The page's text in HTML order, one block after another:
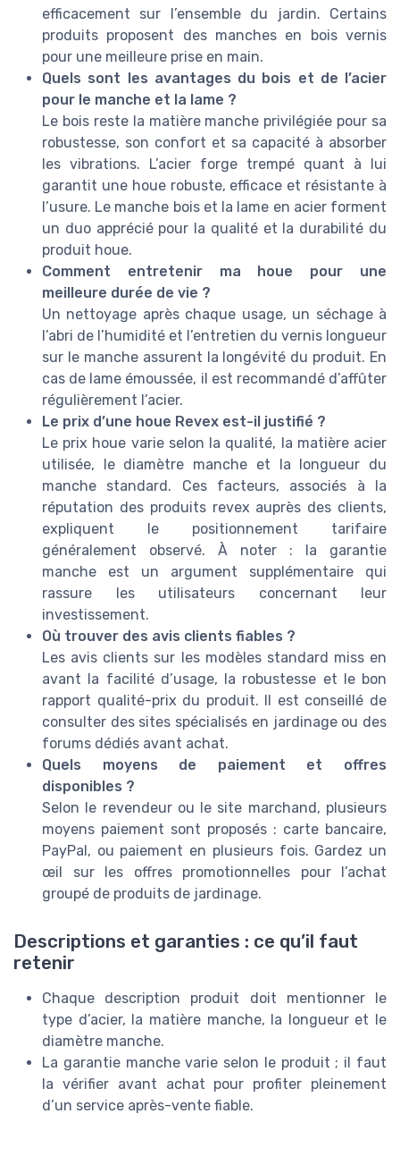
efficacement sur l’ensemble du jardin. Certains
produits proposent des manches en bois vernis
pour une meilleure prise en main.
Quels sont les avantages du bois et de l’acier
pour le manche et la lame ?
Le bois reste la matière manche privilégiée pour sa
robustesse, son confort et sa capacité à absorber
les vibrations. L’acier forge trempé quant à lui
garantit une houe robuste, efficace et résistante à
l’usure. Le manche bois et la lame en acier forment
un duo apprécié pour la qualité et la durabilité du
produit houe.
Comment entretenir ma houe pour une
meilleure durée de vie ?
Un nettoyage après chaque usage, un séchage à
l’abri de l’humidité et l’entretien du vernis longueur
sur le manche assurent la longévité du produit. En
cas de lame émoussée, il est recommandé d’affûter
régulièrement l’acier.
Le prix d’une houe Revex est-il justifié ?
Le prix houe varie selon la qualité, la matière acier
utilisée, le diamètre manche et la longueur du
manche standard. Ces facteurs, associés à la
réputation des produits revex auprès des clients,
expliquent le positionnement tarifaire
généralement observé. À noter : la garantie
manche est un argument supplémentaire qui
rassure les utilisateurs concernant leur
investissement.
Où trouver des avis clients fiables ?
Les avis clients sur les modèles standard miss en
avant la facilité d’usage, la robustesse et le bon
rapport qualité-prix du produit. Il est conseillé de
consulter des sites spécialisés en jardinage ou des
forums dédiés avant achat.
Quels moyens de paiement et offres
disponibles ?
Selon le revendeur ou le site marchand, plusieurs
moyens paiement sont proposés : carte bancaire,
PayPal, ou paiement en plusieurs fois. Gardez un
œil sur les offres promotionnelles pour l’achat
groupé de produits de jardinage.
Descriptions et garanties : ce qu’il faut
retenir
Chaque description produit doit mentionner le
type d’acier, la matière manche, la longueur et le
diamètre manche.
La garantie manche varie selon le produit ; il faut
la vérifier avant achat pour profiter pleinement
d’un service après-vente fiable.